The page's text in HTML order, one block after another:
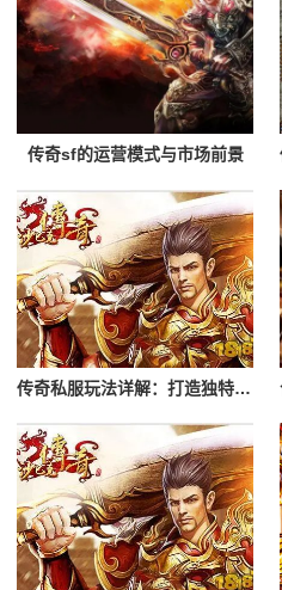
传奇sf的运营模式与市场前景
传奇私服玩法详解：打造独特游戏体验